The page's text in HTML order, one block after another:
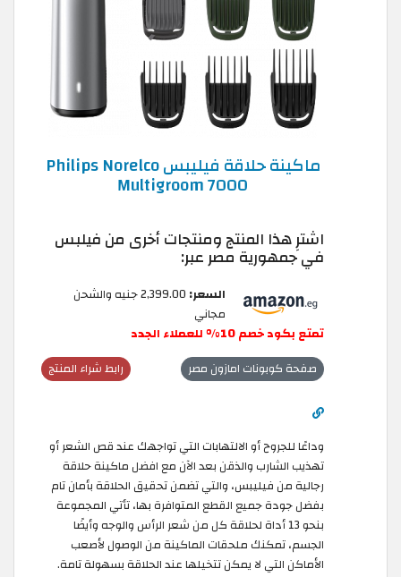
ماكينة حلاقة فيليبس Philips Norelco
Multigroom 7000
اشترِ هذا المنتج ومنتجات أخرى من فيلبس
في جمهورية مصر عبر:
السعر:
2,399.00 جنيه والشحن
مجاني
تمتع بكود خصم 10% للعملاء الجدد
رابط شراء المنتج صفحة كوبونات امازون مصر
وداعًا للجروح أو الالتهابات التي تواجهك عند قص الشعر أو
تهذيب الشارب والذقن بعد الآن مع افضل ماكينة حلاقة
رجالية من فيليبس، والتي تضمن تحقيق الحلاقة بأمان تام
بفضل جودة جميع القطع المتوافرة بها، تأتي المجموعة
بنحو 13 أداة لحلاقة كل من شعر الرأس والوجه وأيضًا
الجسم، تمكنك ملحقات الماكينة من الوصول لأصعب
الأماكن التي لا يمكن تتخيلها عند الحلاقة بسهولة تامة.